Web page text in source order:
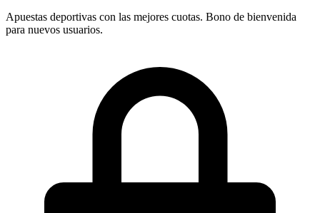
Apuestas deportivas con las mejores cuotas. Bono de bienvenida
para nuevos usuarios.